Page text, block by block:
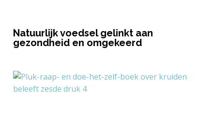
Natuurlijk voedsel gelinkt aan
gezondheid en omgekeerd